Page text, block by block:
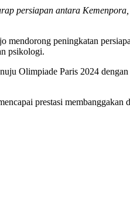
persiapan antara
peningkatan
psikologi.
Olimpiade Paris 2024
prestasi